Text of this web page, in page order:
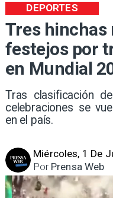
Tres hinchas
festejos por
en Mundial
Tras clasificación
celebraciones se
en el país.
DEPORTES
Miércoles, 1 De
Prensa Web
Por